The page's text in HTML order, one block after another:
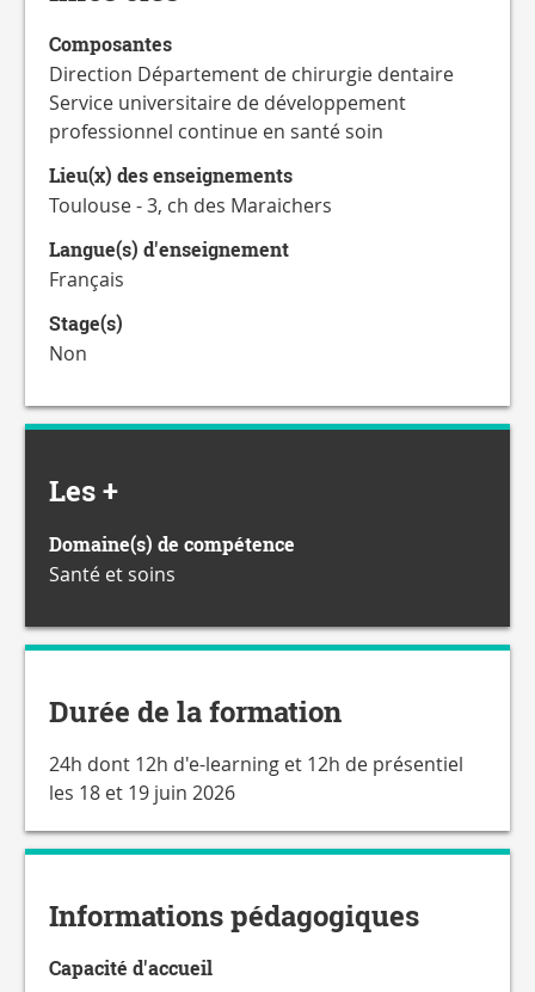
Composantes
Direction Département de chirurgie dentaire
Service universitaire de développement
professionnel continue en santé soin
Lieu(x) des enseignements
Toulouse - 3, ch des Maraichers
Langue(s) d'enseignement
Français
Stage(s)
Non
Les +
Domaine(s) de compétence
Santé et soins
Durée de la formation
24h dont 12h d'e-learning et 12h de présentiel
les 18 et 19 juin 2026
Informations pédagogiques
Capacité d'accueil